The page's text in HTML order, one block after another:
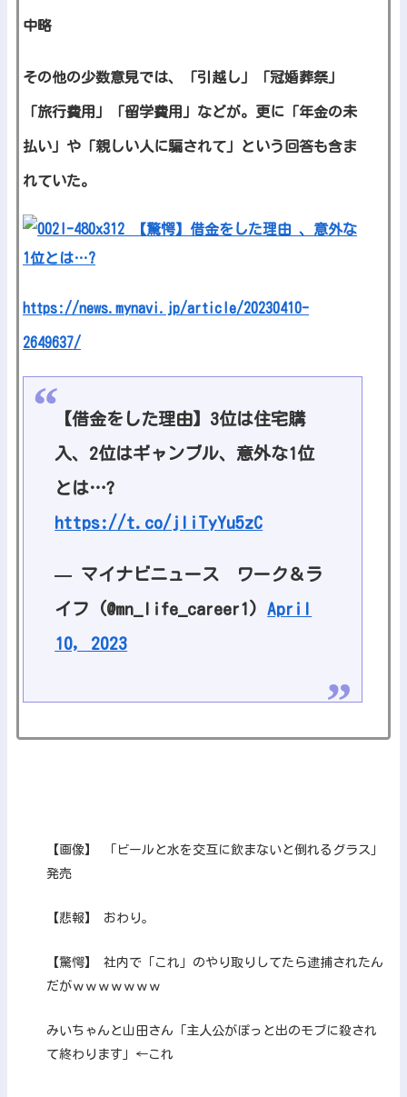
中略
その他の少数意見では、「引越し」「冠婚葬祭」
「旅行費用」「留学費用」などが。更に「年金の未
払い」や「親しい人に騙されて」という回答も含ま
れていた。
https://news.mynavi.jp/article/20230410-
2649637/
【借金をした理由】3位は住宅購
入、2位はギャンブル、意外な1位
とは…?
https://t.co/jliTyYu5zC
— マイナビニュース ワーク＆ラ
イフ (@mn_life_career1) April
10, 2023
【画像】 「ビールと水を交互に飲まないと倒れるグラス」
発売
【悲報】 おわり。
【驚愕】 社内で「これ」のやり取りしてたら逮捕されたん
だがｗｗｗｗｗｗｗ
みいちゃんと山田さん「主人公がぽっと出のモブに殺され
て終わります」←これ